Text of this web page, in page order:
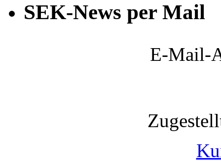
SEK-News per Mail
E-Mail-